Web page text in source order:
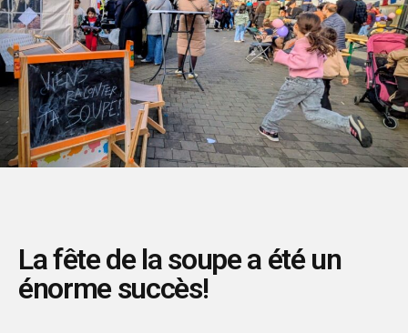
La fête de la soupe a été un
énorme succès!